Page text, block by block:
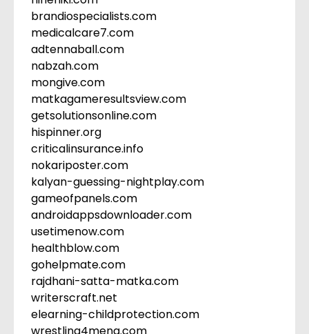
brandiospecialists.com
medicalcare7.com
adtennaball.com
nabzah.com
mongive.com
matkagameresultsview.com
getsolutionsonline.com
hispinner.org
criticalinsurance.info
nokariposter.com
kalyan-guessing-nightplay.com
gameofpanels.com
androidappsdownloader.com
usetimenow.com
healthblow.com
gohelpmate.com
rajdhani-satta-matka.com
writerscraft.net
elearning-childprotection.com